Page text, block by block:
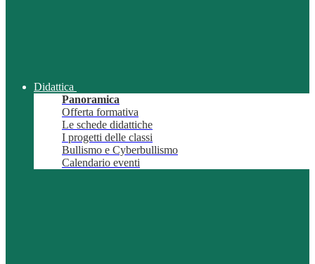
Didattica
Panoramica
Offerta formativa
Le schede didattiche
I progetti delle classi
Bullismo e Cyberbullismo
Calendario eventi